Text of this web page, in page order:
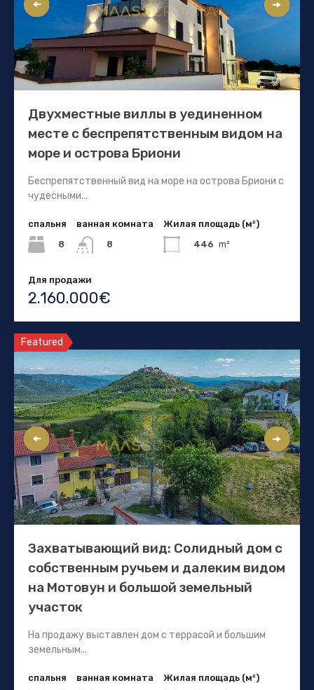
Двухместные виллы в уединенном
месте с беспрепятственным видом на
море и острова Бриони
Беспрепятственный вид на море на острова Бриони с
чудесными...
спальня
8
ванная комната
8
Жилая площадь (м²)
446 m²
Для продажи
2.160.000€
Featured
Захватывающий вид: Солидный дом с
собственным ручьем и далеким видом
на Мотовун и большой земельный
участок
На продажу выставлен дом с террасой и большим
земельным...
спальня
ванная комната
Жилая площадь (м²)